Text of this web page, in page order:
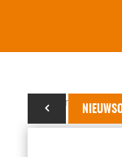
05 maart 2016